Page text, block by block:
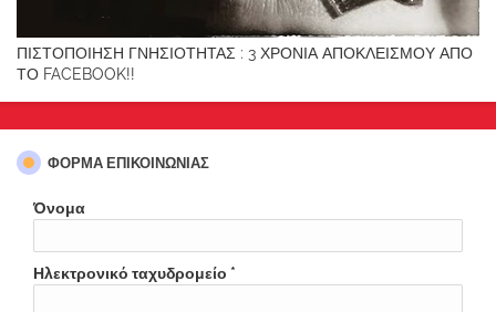
ΠΙΣΤΟΠΟΙΗΣΗ ΓΝΗΣΙΟΤΗΤΑΣ : 3 ΧΡΟΝΙΑ ΑΠΟΚΛΕΙΣΜΟΥ ΑΠΟ
ΤΟ FACEBOOK!!
ΦΌΡΜΑ ΕΠΙΚΟΙΝΩΝΊΑΣ
Όνομα
Ηλεκτρονικό ταχυδρομείο *